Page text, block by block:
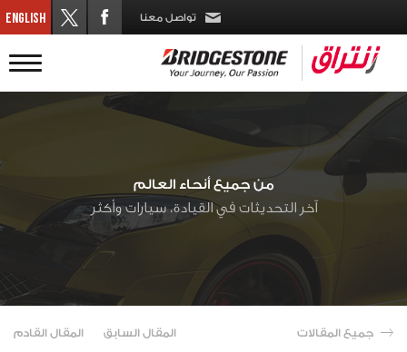
تواصل معنا
من جميع أنحاء العالم
آخر التحديثات في القيادة، سيارات وأكثر
جميع المقالات المقال السابق المقال القادم